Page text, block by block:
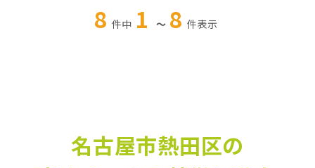
8 件中 1 ～ 8 件表示
名古屋市熱田区の